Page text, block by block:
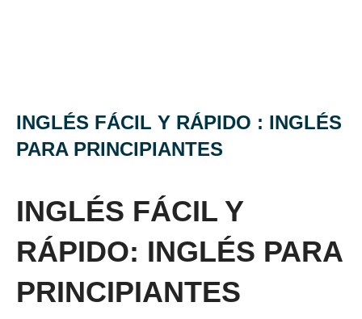
INGLÉS FÁCIL Y RÁPIDO : INGLÉS
PARA PRINCIPIANTES
INGLÉS FÁCIL Y
RÁPIDO: INGLÉS PARA
PRINCIPIANTES